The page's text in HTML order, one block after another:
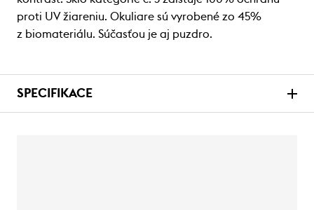
proti UV žiareniu. Okuliare sú vyrobené zo 45%
z biomateriálu. Súčasťou je aj puzdro.
SPECIFIKACE